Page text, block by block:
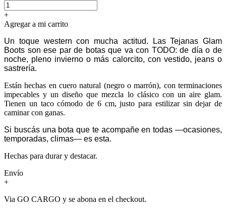
+
Agregar a mi carrito
Un toque western con mucha actitud. Las Tejanas Glam
Boots son ese par de botas que va con TODO: de día o de
noche, pleno invierno o más calorcito, con vestido, jeans o
sastrería.
Están hechas en cuero natural (negro o marrón), con terminaciones
impecables y un diseño que mezcla lo clásico con un aire glam.
Tienen un taco cómodo de 6 cm, justo para estilizar sin dejar de
caminar con ganas.
Si buscás una bota que te acompañe en todas —ocasiones,
temporadas, climas— es esta.
Hechas para durar y destacar.
Envío
+
Via GO CARGO y se abona en el checkout.